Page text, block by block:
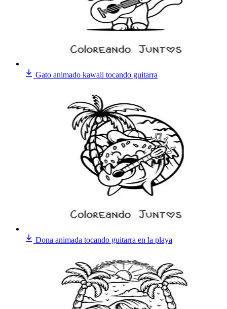
Gato animado kawaii tocando guitarra
Dona animada tocando guitarra en la playa